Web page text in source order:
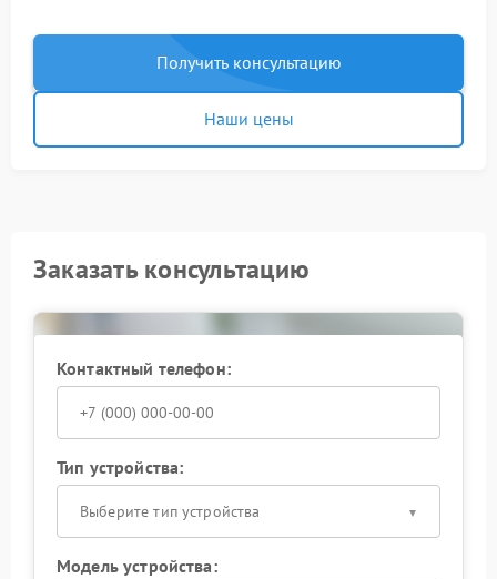
Получить консультацию
Наши цены
Заказать консультацию
Контактный телефон:
Тип устройства:
Выберите тип устройства
Модель устройства: